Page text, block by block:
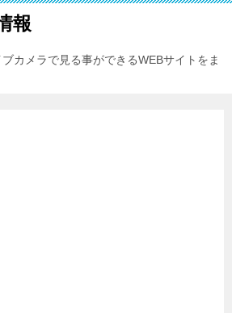
報
カメラで見る事ができるWEBサイトをま